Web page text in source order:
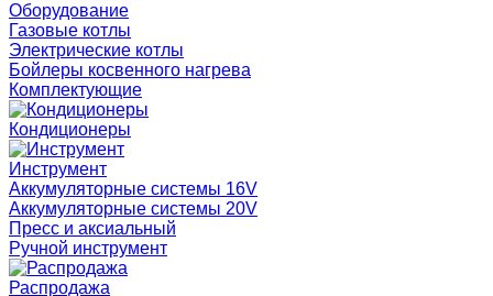
Оборудование
Газовые котлы
Электрические котлы
Бойлеры косвенного нагрева
Комплектующие
Кондиционеры
Инструмент
Аккумуляторные системы 16V
Аккумуляторные системы 20V
Пресс и аксиальный
Ручной инструмент
Распродажа